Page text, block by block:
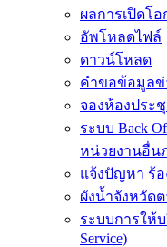
ผลการเปิดโ
อัพโหลดไฟล์
ดาวน์โหลด
คำขอข้อมูลข่
จองห้องประ
ระบบ Back
หน่วยงานอื่น
แจ้งปัญหา ร้อ
ผังน้ำจังหวัด
ระบบการให้
Service)